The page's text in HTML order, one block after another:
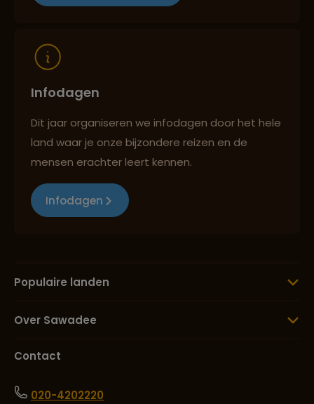
Infodagen
Dit jaar organiseren we infodagen door het hele
land waar je onze bijzondere reizen en de
mensen erachter leert kennen.
Infodagen
Populaire landen
Over Sawadee
Contact
020-4202220